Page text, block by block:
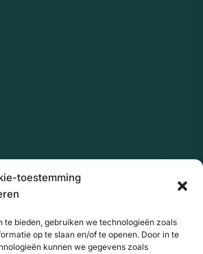
toestemming
te bieden, gebruiken we technologieën zoals
op te slaan en/of te openen. Door in te
kunnen we gegevens zoals
mail met nieuwe experts en